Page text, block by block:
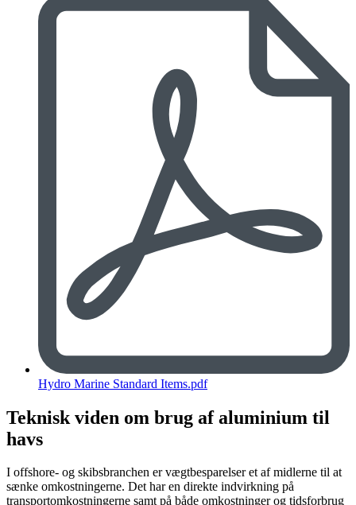
Hydro Marine Standard Items.pdf
Teknisk viden om brug af aluminium til
havs
I offshore- og skibsbranchen er vægtbesparelser et af midlerne til at
sænke omkostningerne. Det har en direkte indvirkning på
transportomkostningerne samt på både omkostninger og tidsforbrug